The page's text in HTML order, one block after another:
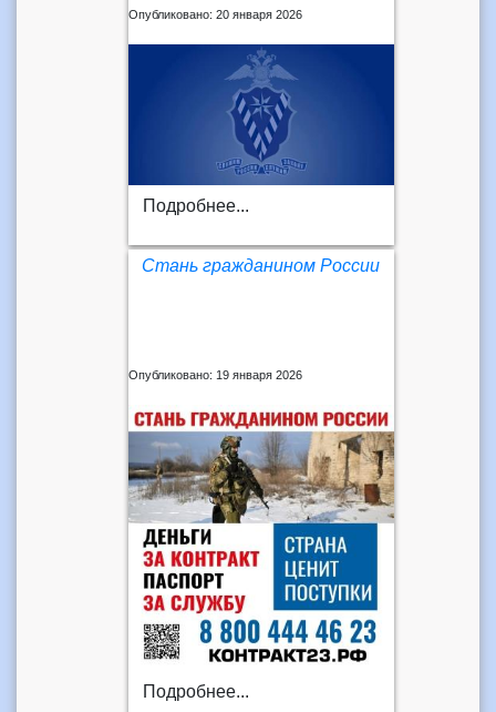
Опубликовано: 20 января 2026
Подробнее...
Стань гражданином России
Опубликовано: 19 января 2026
Подробнее...